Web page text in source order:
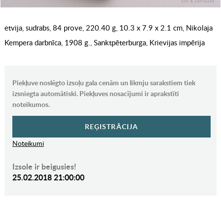
etvija, sudrabs, 84 prove, 220.40 g, 10.3 x 7.9 x 2.1 cm, Nikolaja
Kempera darbnīca, 1908 g., Sanktpēterburga, Krievijas impērija
Piekļuve noslēgto izsoļu gala cenām un likmju sarakstiem tiek
izsniegta automātiski. Piekļuves nosacījumi ir aprakstīti
noteikumos.
REĢISTRĀCIJA
Noteikumi
Izsole ir beigusies!
25.02.2018 21:00:00